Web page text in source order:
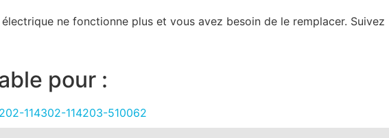
ne fonctionne plus et vous avez besoin de le remplacer.
pour :
114302-114203-510062